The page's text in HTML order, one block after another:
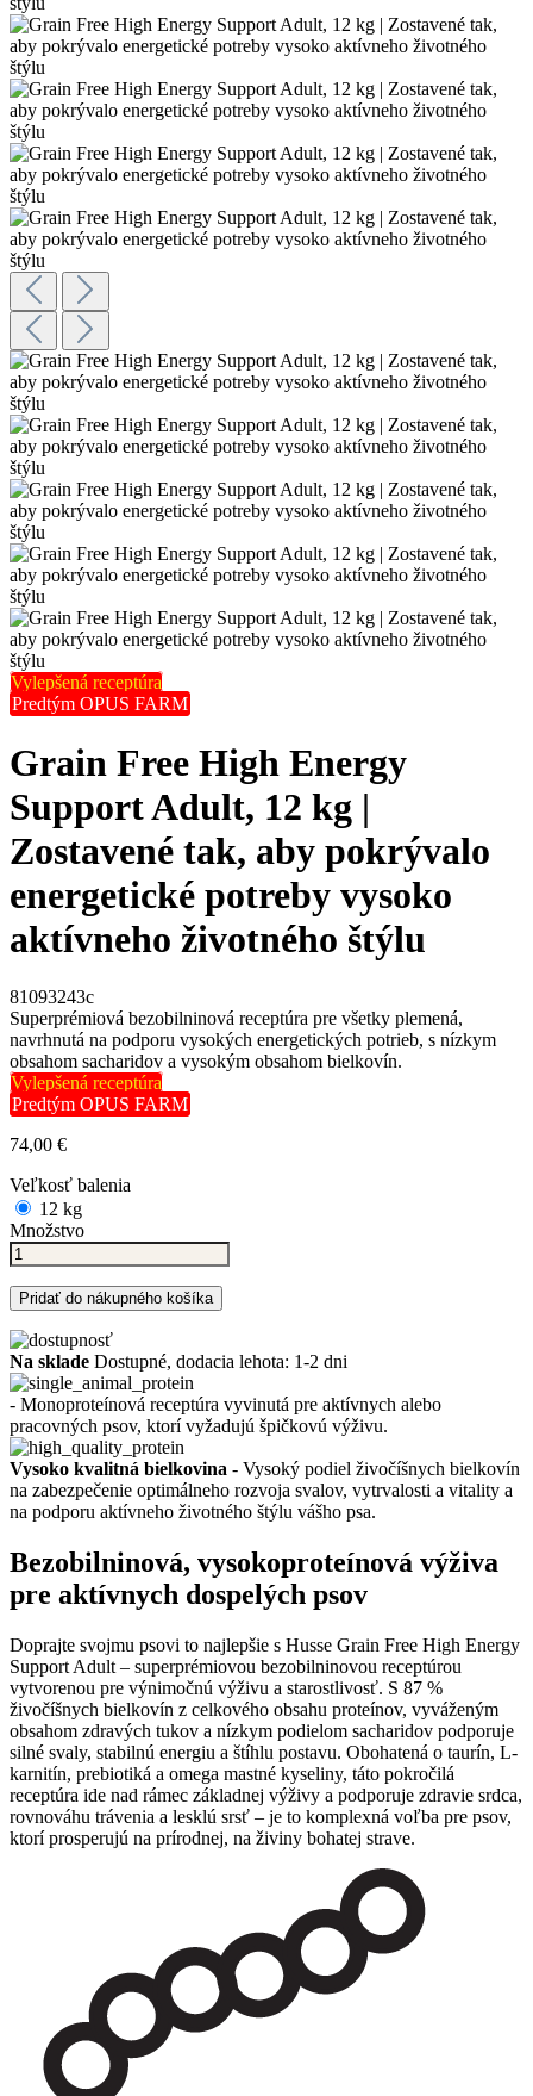
Vylepšená receptúra
Predtým OPUS FARM
Grain Free High Energy
Support Adult, 12 kg |
Zostavené tak, aby pokrývalo
energetické potreby vysoko
aktívneho životného štýlu
81093243c
Superprémiová bezobilninová receptúra pre všetky plemená,
navrhnutá na podporu vysokých energetických potrieb, s nízkym
obsahom sacharidov a vysokým obsahom bielkovín.
Vylepšená receptúra
Predtým OPUS FARM
74,00 €
Veľkosť balenia
12 kg
Množstvo
Pridať do nákupného košíka
Na sklade Dostupné, dodacia lehota: 1-2 dni
- Monoproteínová receptúra vyvinutá pre aktívnych alebo
pracovných psov, ktorí vyžadujú špičkovú výživu.
Vysoko kvalitná bielkovina - Vysoký podiel živočíšnych bielkovín
na zabezpečenie optimálneho rozvoja svalov, vytrvalosti a vitality a
na podporu aktívneho životného štýlu vášho psa.
Bezobilninová, vysokoproteínová výživa
pre aktívnych dospelých psov
Doprajte svojmu psovi to najlepšie s Husse Grain Free High Energy
Support Adult – superprémiovou bezobilninovou receptúrou
vytvorenou pre výnimočnú výživu a starostlivosť. S 87 %
živočíšnych bielkovín z celkového obsahu proteínov, vyváženým
obsahom zdravých tukov a nízkym podielom sacharidov podporuje
silné svaly, stabilnú energiu a štíhlu postavu. Obohatená o taurín, L-
karnitín, prebiotiká a omega mastné kyseliny, táto pokročilá
receptúra ide nad rámec základnej výživy a podporuje zdravie srdca,
rovnováhu trávenia a lesklú srsť – je to komplexná voľba pre psov,
ktorí prosperujú na prírodnej, na živiny bohatej strave.